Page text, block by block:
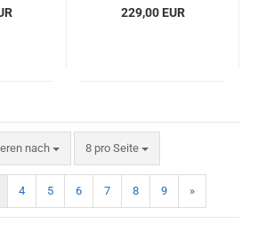
229,00 EUR
nach
nach 8 pro Seite
pro Seite
4 5 6 7 8 9 »